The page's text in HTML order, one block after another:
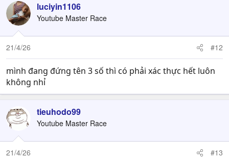
luciyin1106
Youtube Master Race
21/4/26 #12
mình đang đứng tên 3 số thì có phải xác thực hết luôn
không nhỉ
tieuhodo99
Youtube Master Race
21/4/26 #13